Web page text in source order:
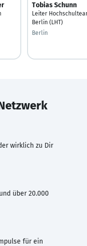
Tobias Schunn
Leiter
Berlin (LHT)
Berlin
wirklich zu Dir
über 20.000
für ein